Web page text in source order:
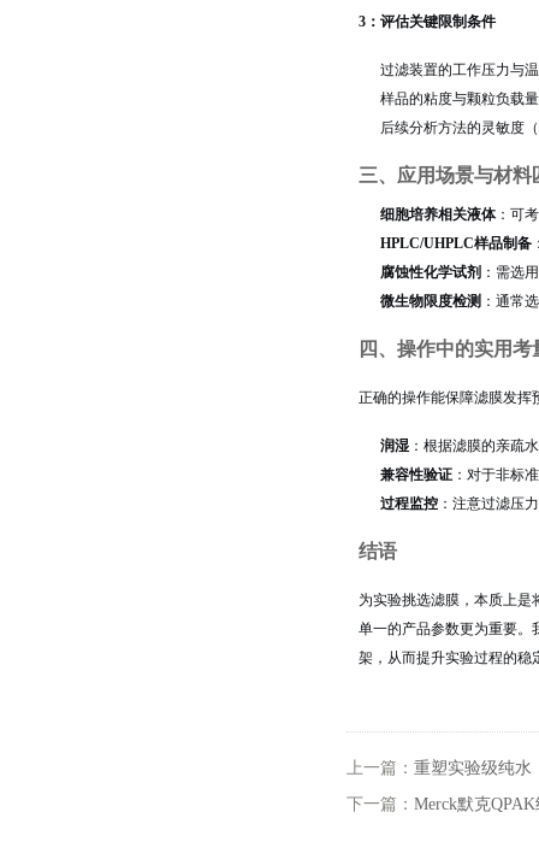
3：评估关键限制条件
过滤装置的工作压力与
样品的粘度与颗粒负载
后续分析方法的灵敏度
三、应用场景与材料
细胞培养相关液体：可
HPLC/UHPLC样品制备
腐蚀性化学试剂 ：需选
微生物限度检测 ：通常
四、操作中的实用考
正确的操作能保障滤膜发挥
润湿 ：根据滤膜的亲疏
兼容性验证 ：对于非标
过程监控 ：注意过滤压
结语
为实验挑选滤膜，本质上
单一的产品参数更为重要。
架，从而提升实验过程的稳
上一篇： 重塑实验级纯水
下一篇： Merck默克